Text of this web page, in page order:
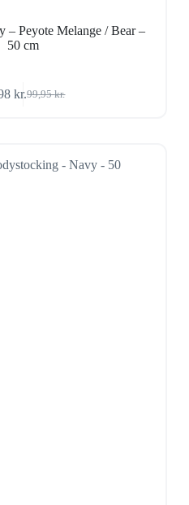
– Peyote Melange / Bear –
50 cm
99,95kr.
Den
99,95 kr..
kr.Den
49,98 kr..